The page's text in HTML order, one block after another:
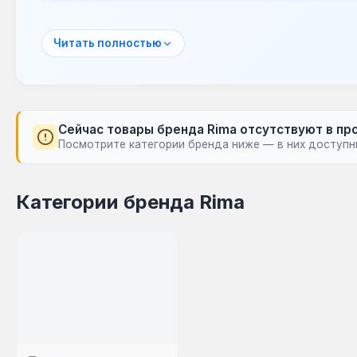
Благодаря внедрению новых технологий, котлы
экономичностью и экологичностью. Они
Читать полностью
Сейчас товары бренда Rima отсутствуют в
Посмотрите категории бренда ниже — в них
Категории бренда Rima